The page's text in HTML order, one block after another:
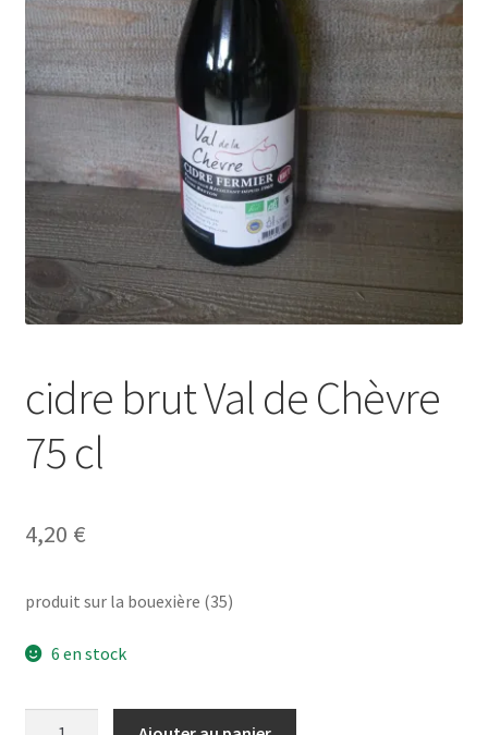
cidre brut Val de Chèvre
75 cl
4,20 €
produit sur la bouexière (35)
6 en stock